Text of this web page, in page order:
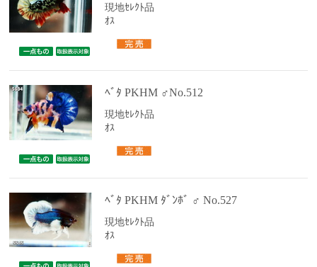
現地ｾﾚｸﾄ品
ｵｽ
ﾍﾞﾀ PKHM ♂No.512
現地ｾﾚｸﾄ品
ｵｽ
ﾍﾞﾀ PKHM ﾀﾞﾝﾎﾞ ♂ No.527
現地ｾﾚｸﾄ品
ｵｽ